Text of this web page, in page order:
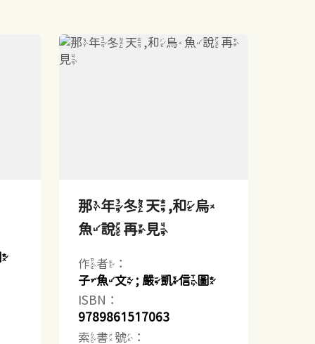
那年冬天,和烏
魚說再見
作者：
子魚文 ; 嚴凱信圖
ISBN：
9789861517063
索書號：